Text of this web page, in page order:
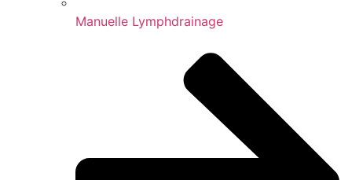
Manuelle Lymphdrainage